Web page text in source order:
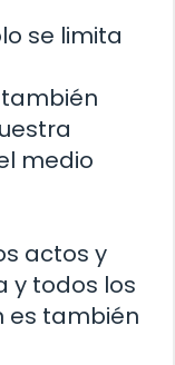
se limita
medio
actos y
y todos los
es también